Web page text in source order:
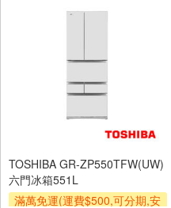
TOSHIBA GR-ZP550TFW(UW)
六門冰箱551L
滿萬免運(運費$500,可分期,安